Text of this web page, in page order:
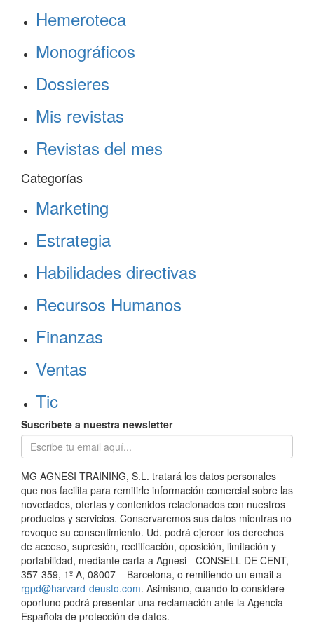
Hemeroteca
Monográficos
Dossieres
Mis revistas
Revistas del mes
Categorías
Marketing
Estrategia
Habilidades directivas
Recursos Humanos
Finanzas
Ventas
Tic
Suscríbete a nuestra newsletter
MG AGNESI TRAINING, S.L. tratará los datos personales
que nos facilita para remitirle información comercial sobre las
novedades, ofertas y contenidos relacionados con nuestros
productos y servicios. Conservaremos sus datos mientras no
revoque su consentimiento. Ud. podrá ejercer los derechos
de acceso, supresión, rectificación, oposición, limitación y
portabilidad, mediante carta a Agnesi - CONSELL DE CENT,
357-359, 1º A, 08007 – Barcelona, o remitiendo un email a
rgpd@harvard-deusto.com. Asimismo, cuando lo considere
oportuno podrá presentar una reclamación ante la Agencia
Española de protección de datos.